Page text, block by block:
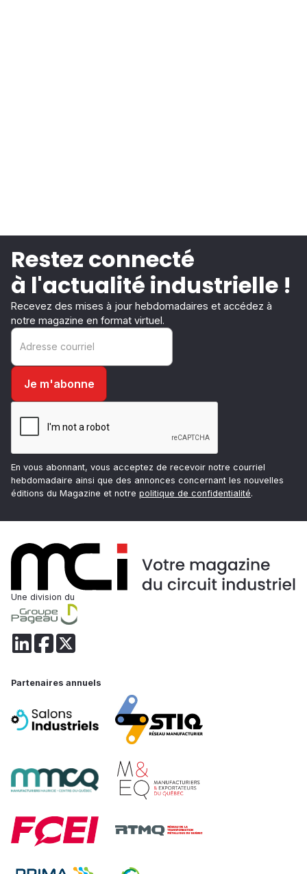
Restez connecté
à l'actualité industrielle !
Recevez des mises à jour hebdomadaires et accédez à
notre magazine en format virtuel.
En vous abonnant, vous acceptez de recevoir notre courriel
hebdomadaire ainsi que des annonces concernant les nouvelles
éditions du Magazine et notre politique de confidentialité.
Une division du
Partenaires annuels